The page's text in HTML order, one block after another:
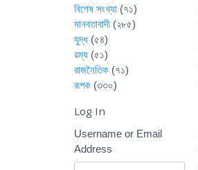
বিশেষ সংখ্যা (৭১)
মানবতাবাদী (২৮৫)
যুদ্ধ (৫৪)
রম্য (৫১)
রাজনৈতিক (৭১)
রূপক (৩৩০)
Log In
Username or Email
Address